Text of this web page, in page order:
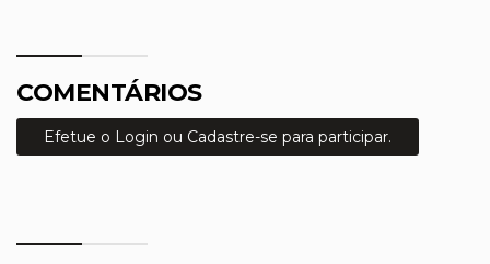
COMENTÁRIOS
Efetue o Login ou Cadastre-se para participar.